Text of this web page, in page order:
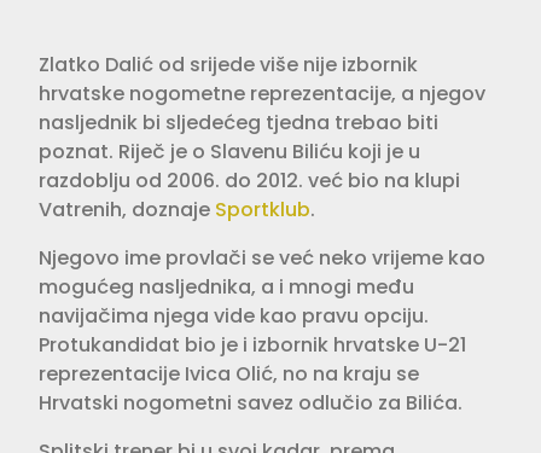
Zlatko Dalić od srijede više nije izbornik
hrvatske nogometne reprezentacije, a njegov
nasljednik bi sljedećeg tjedna trebao biti
poznat. Riječ je o Slavenu Biliću koji je u
razdoblju od 2006. do 2012. već bio na klupi
Vatrenih, doznaje Sportklub.
Njegovo ime provlači se već neko vrijeme kao
mogućeg nasljednika, a i mnogi među
navijačima njega vide kao pravu opciju.
Protukandidat bio je i izbornik hrvatske U-21
reprezentacije Ivica Olić, no na kraju se
Hrvatski nogometni savez odlučio za Bilića.